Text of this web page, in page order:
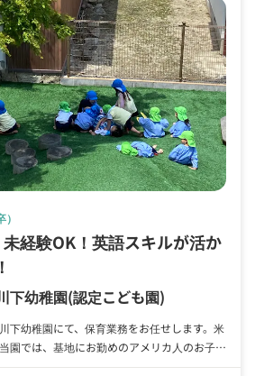
経験OK！英語スキルが活か
下幼稚園(認定こども園)
下幼稚園にて、保育業務をお任せします。米
園では、基地にお勤めのアメリカ人のお子さ
す。 当園は認定こども園とし